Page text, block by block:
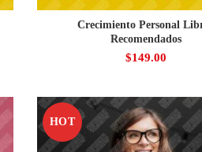
Crecimiento Personal
Recomendados
$149.00
HOT